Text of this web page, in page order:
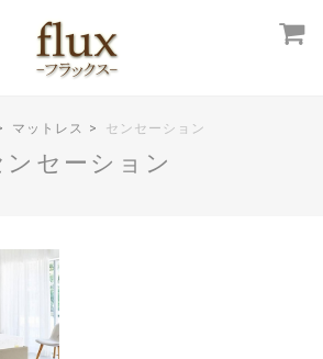
マットレス センセーション
ンセーション